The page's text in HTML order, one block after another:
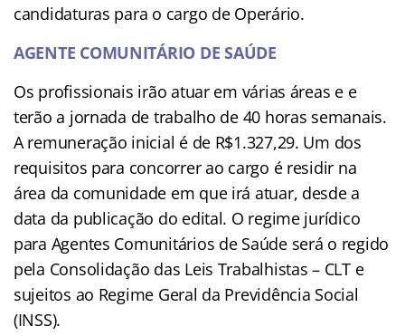
candidaturas para o cargo de Operário.
AGENTE COMUNITÁRIO DE SAÚDE
Os profissionais irão atuar em várias áreas e e
terão a jornada de trabalho de 40 horas semanais.
A remuneração inicial é de R$1.327,29. Um dos
requisitos para concorrer ao cargo é residir na
área da comunidade em que irá atuar, desde a
data da publicação do edital. O regime jurídico
para Agentes Comunitários de Saúde será o regido
pela Consolidação das Leis Trabalhistas – CLT e
sujeitos ao Regime Geral da Previdência Social
(INSS).